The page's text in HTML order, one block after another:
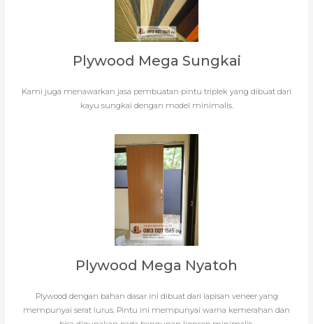
Plywood Mega Sungkai
Kami juga menawarkan jasa pembuatan pintu triplek yang dibuat dari
kayu sungkai dengan model minimalis.
Plywood Mega Nyatoh
Plywood dengan bahan dasar ini dibuat dari lapisan veneer yang
mempunyai serat lurus. Pintu ini mempunyai warna kemerahan dan